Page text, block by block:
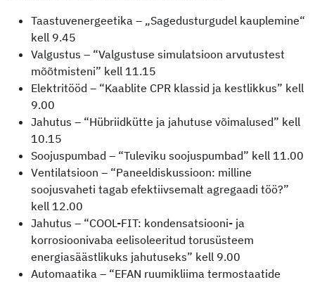
Taastuvenergeetika – „Sagedusturgudel kauplemine“
kell 9.45
Valgustus – “Valgustuse simulatsioon arvutustest
mõõtmisteni” kell 11.15
Elektritööd – “Kaablite CPR klassid ja kestlikkus” kell
9.00
Jahutus – “Hübriidkütte ja jahutuse võimalused” kell
10.15
Soojuspumbad – “Tuleviku soojuspumbad” kell 11.00
Ventilatsioon – “Paneeldiskussioon: milline
soojusvaheti tagab efektiivsemalt agregaadi töö?”
kell 12.00
Jahutus – “COOL-FIT: kondensatsiooni- ja
korrosioonivaba eelisoleeritud torusüsteem
energiasäästlikuks jahutuseks” kell 9.00
Automaatika – “EFAN ruumikliima termostaatide